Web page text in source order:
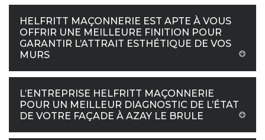
HELFRITT MAÇONNERIE EST APTE À VOUS
OFFRIR UNE MEILLEURE FINITION POUR
GARANTIR L’ATTRAIT ESTHÉTIQUE DE VOS
MURS
L’ENTREPRISE HELFRITT MAÇONNERIE
POUR UN MEILLEUR DIAGNOSTIC DE L’ÉTAT
DE VOTRE FAÇADE À AZAY LE BRULE